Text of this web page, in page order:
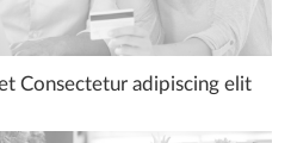
Consectetur adipiscing elit